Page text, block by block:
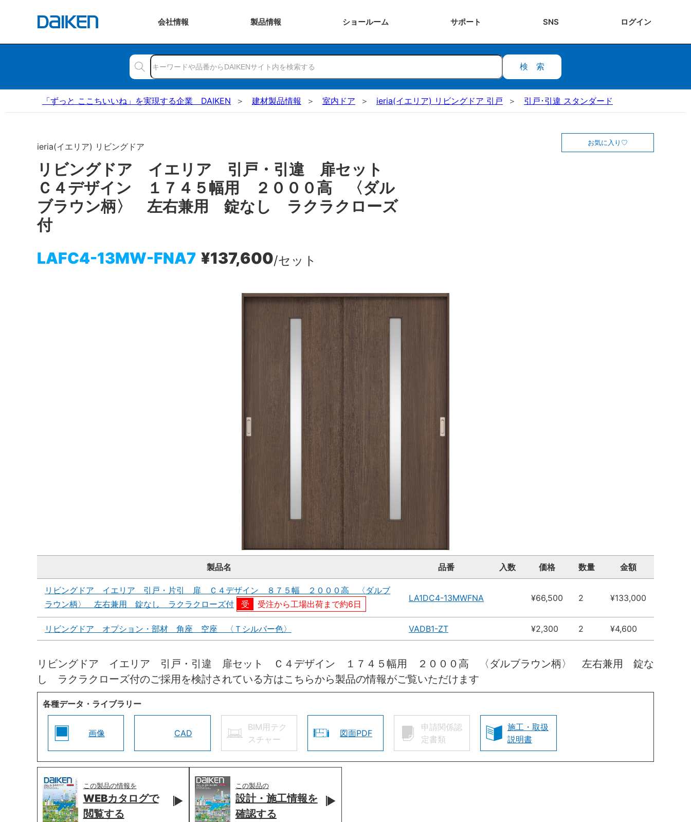
会社情報 製品情報 ショールーム サポート SNS ログイン
検索
「ずっと ここちいいね」を実現する企業 DAIKEN 建材製品情報 室内ドア ieria(イエリア) リビングドア 引戸 引戸･引違 スタンダード
ieria(イエリア) リビングドア
リビングドア イエリア 引戸・引違 扉セット
Ｃ４デザイン １７４５幅用 ２０００高 〈ダル
ブラウン柄〉 左右兼用 錠なし ラクラクローズ
付
LAFC4-13MW-FNA7 ¥137,600/セット
お気に入り
製品名 品番 入数 価格 数量 金額
リビングドア イエリア 引戸・片引 扉 Ｃ４デザイン ８７５幅 ２０００高 〈ダルブ
ラウン柄〉 左右兼用 錠なし ラクラクローズ付
受注から工場出荷まで約6日
LA1DC4-13MWFNA ¥66,500 2 ¥133,000
リビングドア オプション・部材 角座 空座 〈Ｔシルバー色〉 VADB1-ZT ¥2,300 2 ¥4,600
リビングドア イエリア 引戸・引違 扉セット Ｃ４デザイン １７４５幅用 ２０００高 〈ダルブラウン柄〉 左右兼用 錠な
し ラクラクローズ付のご採用を検討されている方はこちらから製品の情報がご覧いただけます
各種データ・ライブラリー
画像 CAD
BIM用テク
スチャー
図面PDF
申請関係認
定書類
施工・取扱
説明書
この製品の情報を
WEBカタログで
閲覧する
この製品の
設計・施工情報を
確認する